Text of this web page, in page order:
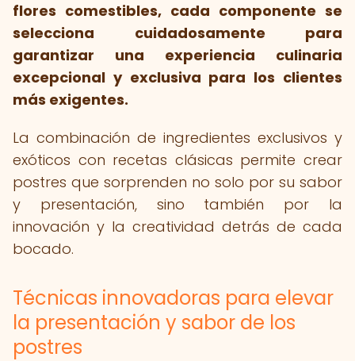
flores comestibles, cada componente se
selecciona cuidadosamente para
garantizar una experiencia culinaria
excepcional y exclusiva para los clientes
más exigentes.
La combinación de ingredientes exclusivos y
exóticos con recetas clásicas permite crear
postres que sorprenden no solo por su sabor
y presentación, sino también por la
innovación y la creatividad detrás de cada
bocado.
Técnicas innovadoras para elevar
la presentación y sabor de los
postres